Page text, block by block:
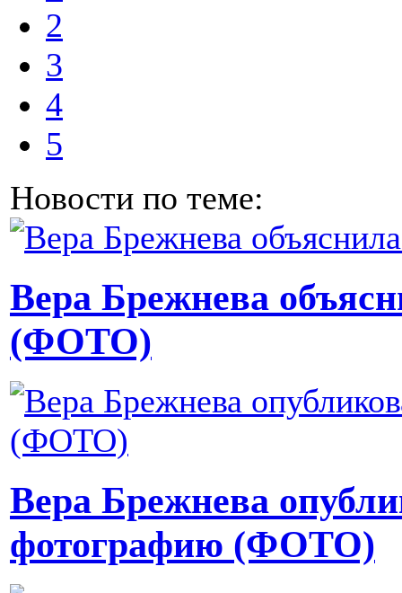
2
3
4
5
Новости по теме:
Вера Брежнева
(ФОТО)
Вера Брежнева
фотографию (ФОТО)